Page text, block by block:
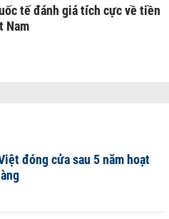
tế đánh giá tích cực về tiền
Nam
đóng cửa sau 5 năm hoạt